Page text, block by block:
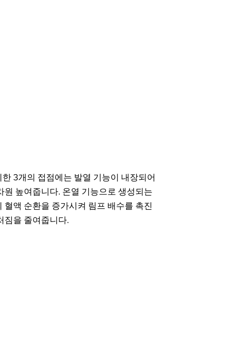
3개의 접점에는 발열 기능이 내장되어
원 높여줍니다. 온열 기능으로 생성되는
액 순환을 증가시켜 림프 배수를 촉진
짐을 줄여줍니다.